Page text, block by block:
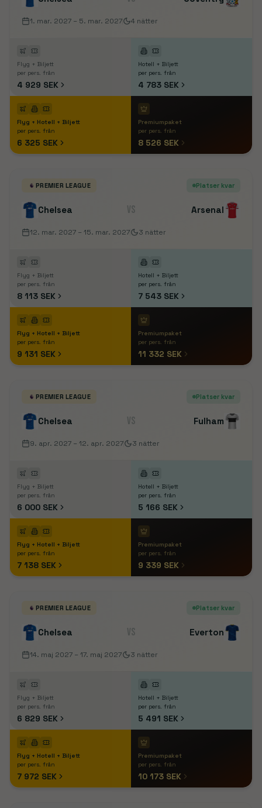
1. mar. 2027 – 5. mar. 2027 4 nätter
Flyg + Biljett
per pers. från
4 929 SEK
Hotell + Biljett
per pers. från
4 783 SEK
Flyg + Hotell + Biljett
per pers. från
6 325 SEK
Premiumpaket
per pers. från
8 526 SEK
PREMIER LEAGUE Platser kvar
Chelsea VS Arsenal
12. mar. 2027 – 15. mar. 2027 3 nätter
Flyg + Biljett
per pers. från
8 113 SEK
Hotell + Biljett
per pers. från
7 543 SEK
Flyg + Hotell + Biljett
per pers. från
9 131 SEK
Premiumpaket
per pers. från
11 332 SEK
PREMIER LEAGUE Platser kvar
Chelsea VS Fulham
9. apr. 2027 – 12. apr. 2027 3 nätter
Flyg + Biljett
per pers. från
6 000 SEK
Hotell + Biljett
per pers. från
5 166 SEK
Flyg + Hotell + Biljett
per pers. från
7 138 SEK
Premiumpaket
per pers. från
9 339 SEK
PREMIER LEAGUE Platser kvar
Chelsea VS Everton
14. maj 2027 – 17. maj 2027 3 nätter
Flyg + Biljett
per pers. från
6 829 SEK
Hotell + Biljett
per pers. från
5 491 SEK
Flyg + Hotell + Biljett
per pers. från
7 972 SEK
Premiumpaket
per pers. från
10 173 SEK